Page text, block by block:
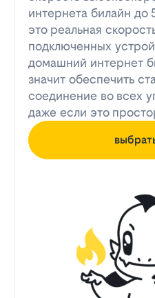
интернета билайн
это реальная
подключенных
домашний интернет
значит обеспечить
соединение во всех
даже если это